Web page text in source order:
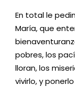
En total le
María, que
pobres, los
lloran, los
vivirlo, y